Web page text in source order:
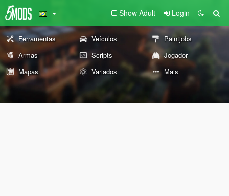
Show Adult Login
Ferramentas Veículos
Paintjobs
Armas
Scripts
Jogador
Mapas
Variados Mais